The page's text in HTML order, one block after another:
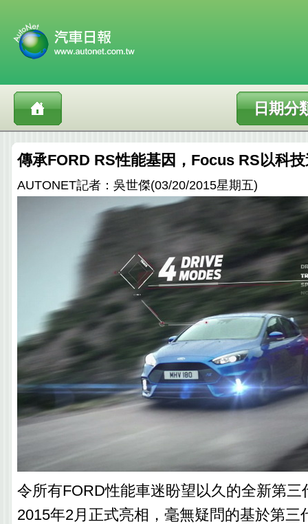
日期分
傳承FORD RS性能基因，Focus RS以科
AUTONET記者：吳世傑(03/20/2015星期五)
令所有FORD性能車迷盼望以久的全新第三
2015年2月正式亮相，毫無疑問的基於第三